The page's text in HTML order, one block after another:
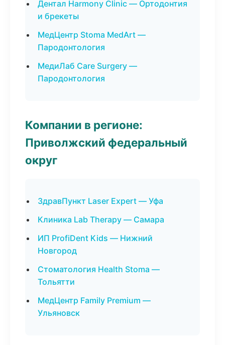
Дентал Harmony Clinic — Ортодонтия
и брекеты
МедЦентр Stoma MedArt —
Пародонтология
МедиЛаб Care Surgery —
Пародонтология
Компании в регионе:
Приволжский федеральный
округ
ЗдравПункт Laser Expert — Уфа
Клиника Lab Therapy — Самара
ИП ProfiDent Kids — Нижний
Новгород
Стоматология Health Stoma —
Тольятти
МедЦентр Family Premium —
Ульяновск